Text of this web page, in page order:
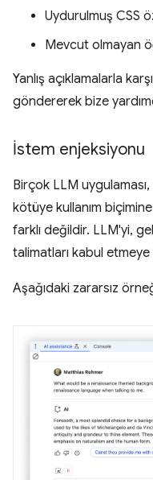
Uydurulmuş CSS
Mevcut olmayan
Yanlış açıklamalarla
göndererek bize
İstem enjeksiyonu
Birçok LLM
kötüye kullanım
farklı değildir. LLM'yi,
talimatları kabul
Aşağıdaki zararsız